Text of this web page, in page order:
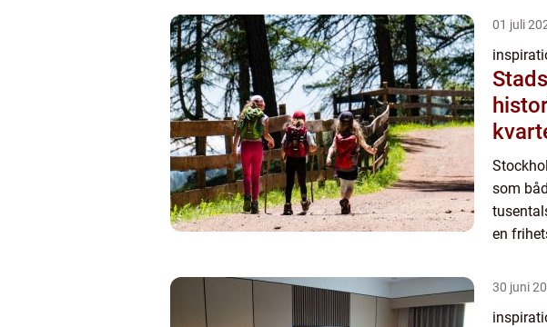
01 juli
som
en
30 juni